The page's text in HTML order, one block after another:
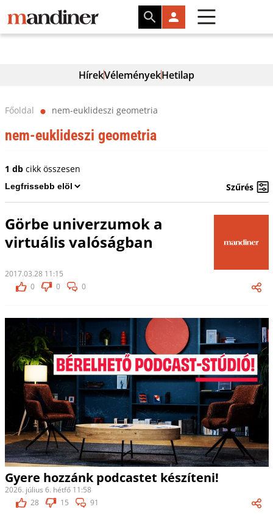
HírekVéleményekHetilap
Főoldal ⬤ nem-euklideszi geometria
nem-euklideszi geometria
1 dbcikk összesen
Szűrés
Görbe univerzumok a
virtuális valóságban
2017.03.28 11:15
0
0 0
Gyere hozzánk podcastet készíteni!
2026. július 6. hétfő 11:58
28
15 91